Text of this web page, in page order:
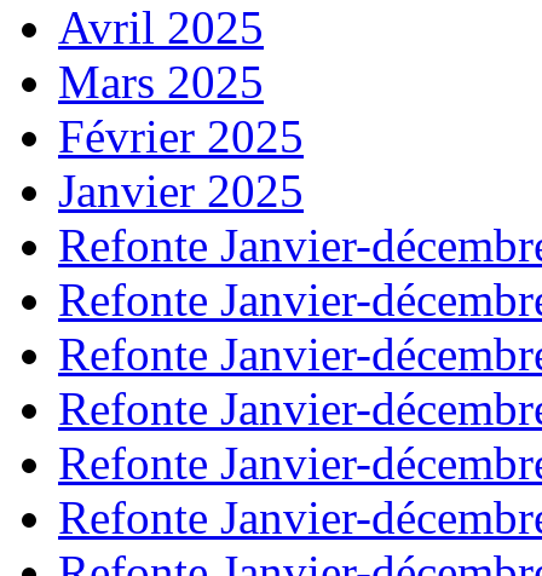
Avril 2025
Mars 2025
Février 2025
Janvier 2025
Refonte Janvier-
Refonte Janvier-
Refonte Janvier-
Refonte Janvier-
Refonte Janvier-
Refonte Janvier-